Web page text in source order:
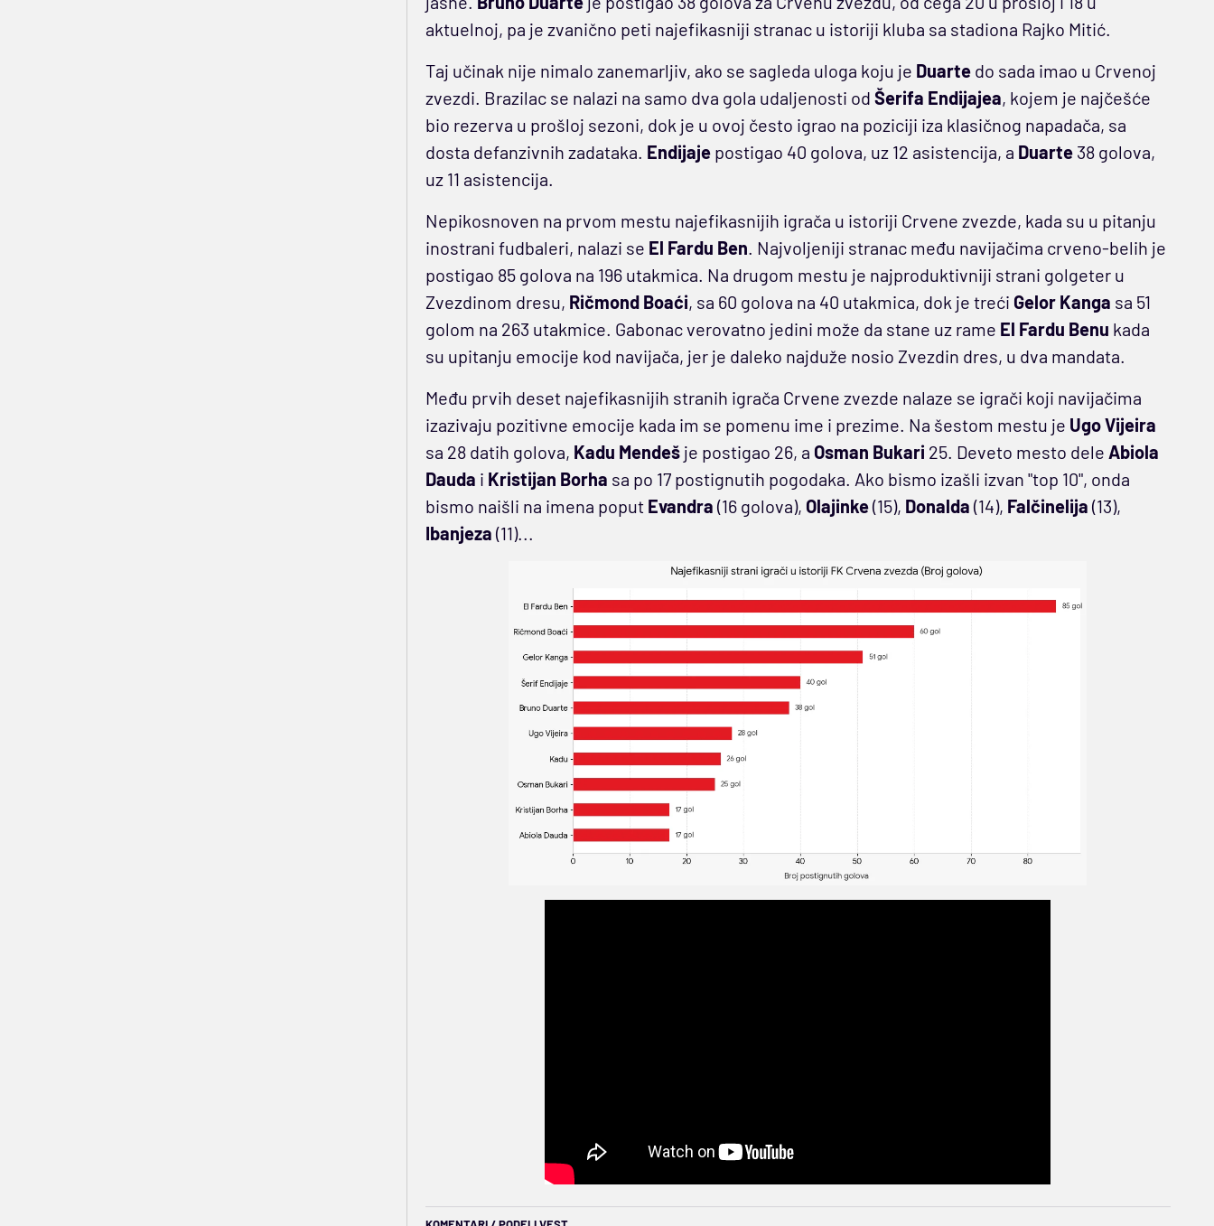
aktuelnoj, pa je zvanično peti najefikasniji stranac u istoriji kluba sa stadiona Rajko Mitić.
Taj učinak nije nimalo zanemarljiv, ako se sagleda uloga koju je Duartedo sada imao u Crvenoj
zvezdi. Brazilac se nalazi na samo dva gola udaljenosti od Šerifa Endijajea, kojem je najčešće
bio rezerva u prošloj sezoni, dok je u ovoj često igrao na poziciji iza klasičnog napadača, sa
dosta defanzivnih zadataka. Endijajepostigao 40 golova, uz 12 asistencija, a Duarte38 golova,
uz 11 asistencija.
Nepikosnoven na prvom mestu najefikasnijih igrača u istoriji Crvene zvezde, kada su u pitanju
inostrani fudbaleri, nalazi se El Fardu Ben. Najvoljeniji stranac među navijačima crveno-belih je
postigao 85 golova na 196 utakmica. Na drugom mestu je najproduktivniji strani golgeter u
Zvezdinom dresu, Ričmond Boaći, sa 60 golova na 40 utakmica, dok je treći Gelor Kanga sa 51
golom na 263 utakmice. Gabonac verovatno jedini može da stane uz rame El Fardu Benu kada
su upitanju emocije kod navijača, jer je daleko najduže nosio Zvezdin dres, u dva mandata.
Među prvih deset najefikasnijih stranih igrača Crvene zvezde nalaze se igrači koji navijačima
izazivaju pozitivne emocije kada im se pomenu ime i prezime. Na šestom mestu je UgoVijeira
sa 28 datih golova, Kadu Mendešje postigao 26, a Osman Bukari 25. Deveto mesto dele Abiola
Dauda i Kristijan Borha sa po 17 postignutih pogodaka. Ako bismo izašli izvan "top 10", onda
bismo naišli na imena poput Evandra (16 golova), Olajinke(15), Donalda (14), Falčinelija (13),
Ibanjeza (11)...